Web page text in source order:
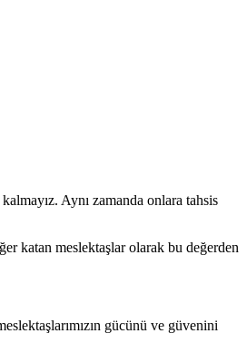
Aynı zamanda onlara tahsis
katan meslektaşlar olarak bu değerden
gücünü ve güvenini